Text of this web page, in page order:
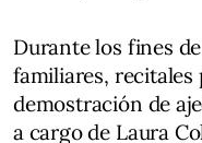
Durante los fines
familiares,
demostración de
a cargo de Laura